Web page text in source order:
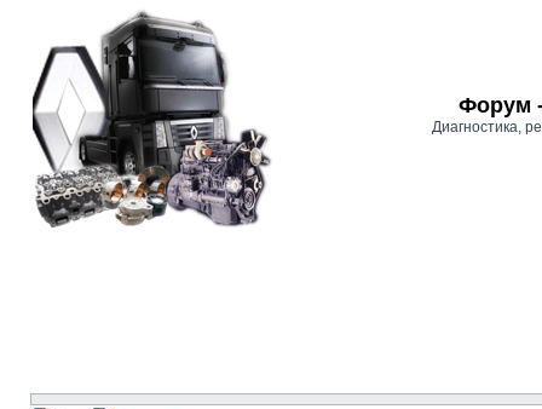
Форум -
Диагностика,